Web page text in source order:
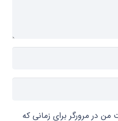
من در مرورگر برای زمانی که